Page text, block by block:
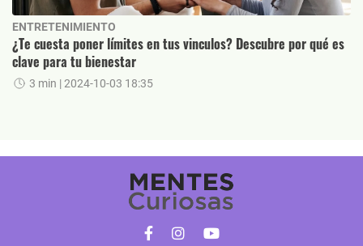
ENTRETENIMIENTO
¿Te cuesta poner límites en tus vinculos? Descubre por qué es
clave para tu bienestar
3 min | 2024-10-03 18:35